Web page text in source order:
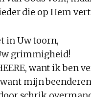
die op Hem
in Uw toorn,
grimmigheid!
want ik ben
want mijn